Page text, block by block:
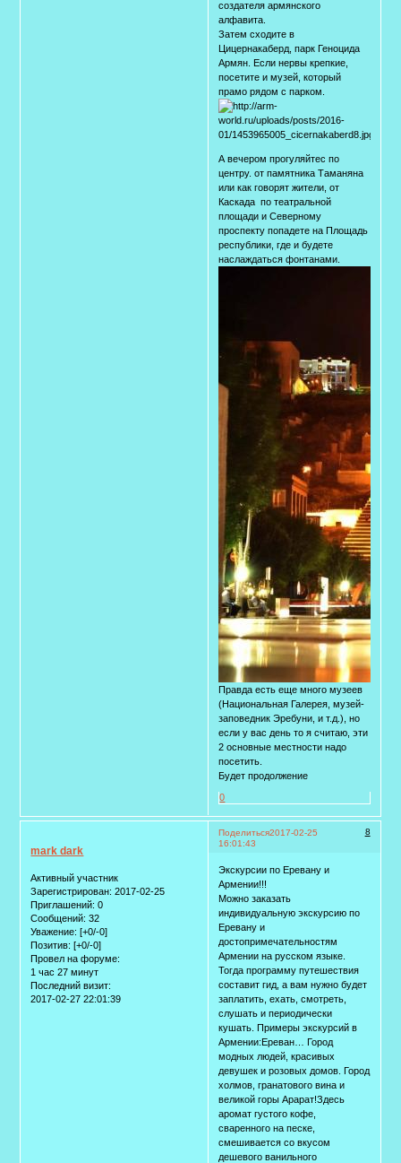
создателя армянского
алфавита.
Затем сходите в
Цицернакаберд, парк Геноцида
Армян. Если нервы крепкие,
посетите и музей, который
прамо рядом с парком.
А вечером прогуляйтес по
центру. от памятника Таманяна
или как говорят жители, от
Каскада по театральной
площади и Северному
проспекту попадете на Площадь
республики, где и будете
наслаждаться фонтанами.
Правда есть еще много музеев
(Национальная Галерея, музей-
заповедник Эребуни, и т.д.), но
если у вас день то я считаю, эти
2 основные местности надо
посетить.
Будет продолжение
0
Поделиться 8
2017-02-25
16:01:43
mark dark
Активный участник
Зарегистрирован: 2017-02-25
Приглашений: 0
Сообщений: 32
Уважение: [+0/-0]
Позитив: [+0/-0]
Провел на форуме:
1 час 27 минут
Последний визит:
2017-02-27 22:01:39
Экскурсии по Еревану и
Армении!!!
Можно заказать
индивидуальную экскурсию по
Еревану и
достопримечательностям
Армении на русском языке.
Тогда программу путешествия
составит гид, а вам нужно будет
заплатить, ехать, смотреть,
слушать и периодически
кушать. Примеры экскурсий в
Армении:Ереван… Город
модных людей, красивых
девушек и розовых домов. Город
холмов, гранатового вина и
великой горы Арарат!Здесь
аромат густого кофе,
сваренного на песке,
смешивается со вкусом
дешевого ванильного